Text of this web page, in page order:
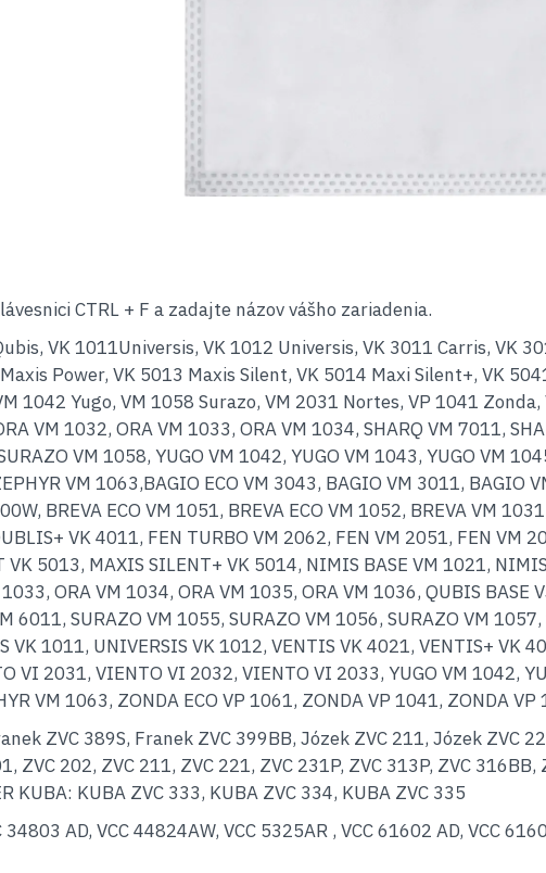
CTRL + F a zadajte názov vášho zariadenia.
VK 1011Universis, VK 1012 Universis, VK 3011 Carris, VK
Power, VK 5013 Maxis Silent, VK 5014 Maxi Silent+, VK
1042 Yugo, VM 1058 Surazo, VM 2031 Nortes, VP 1041
VM 1032, ORA VM 1033, ORA VM 1034, SHARQ VM 7011,
VM 1058, YUGO VM 1042, YUGO VM 1043, YUGO VM
VM 1063,BAGIO ECO VM 3043, BAGIO VM 3011, BAGIO
BREVA ECO VM 1051, BREVA ECO VM 1052, BREVA VM
VK 4011, FEN TURBO VM 2062, FEN VM 2051, FEN VM
5013, MAXIS SILENT+ VK 5014, NIMIS BASE VM 1021,
ORA VM 1034, ORA VM 1035, ORA VM 1036, QUBIS BASE
6011, SURAZO VM 1055, SURAZO VM 1056, SURAZO VM
1011, UNIVERSIS VK 1012, VENTIS VK 4021, VENTIS+ VK
2031, VIENTO VI 2032, VIENTO VI 2033, YUGO VM 1042,
VM 1063, ZONDA ECO VP 1061, ZONDA VP 1041, ZONDA
ZVC 389S, Franek ZVC 399BB, Józek ZVC 211, Józek ZVC
ZVC 202, ZVC 211, ZVC 221, ZVC 231P, ZVC 313P, ZVC 316BB,
KUBA: KUBA ZVC 333, KUBA ZVC 334, KUBA ZVC 335
AD, VCC 44824AW, VCC 5325AR , VCC 61602 AD, VCC